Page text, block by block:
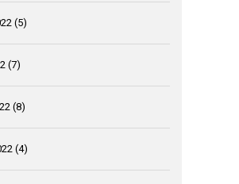
(5)
(7)
(8)
(4)